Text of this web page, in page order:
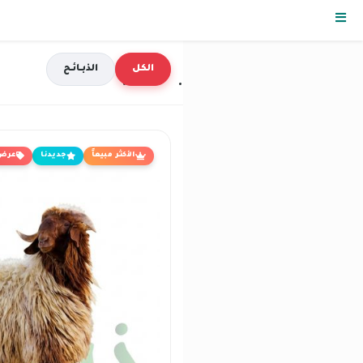
الكل الذبـائـح
الأكثر مبيعاً جديدنا